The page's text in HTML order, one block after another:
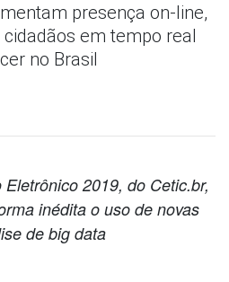
presença on-line,
em tempo real
no Brasil
2019, do Cetic.br,
inédita o uso de novas
de big data